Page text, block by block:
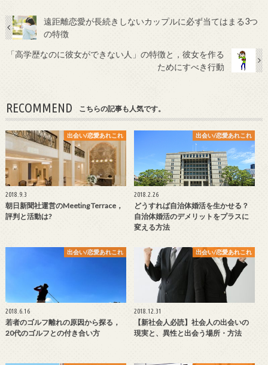
遠距離恋愛が長続きしないカップルに必ず当てはまる3つ
の特徴
「高学歴なのに彼女ができない人」の特徴と，彼女を作る
ためにすべき行動
RECOMMEND こちらの記事も人気です。
出会い/恋愛あれこれ
2018.9.3
朝日新聞社運営のMeeting Terrace，
評判と活動は?
出会い/恋愛あれこれ
2018.2.26
どうすれば自治体婚活を生かせる？
自治体婚活のデメリットをプラスに
変える方法
出会い/恋愛あれこれ
2018.6.16
若者のゴルフ離れの原因から探る，
20代のゴルフとの付き合い方
出会い/恋愛あれこれ
2018.12.31
【新社会人必読】社会人の出会いの
現実と、異性と出会う場所・方法